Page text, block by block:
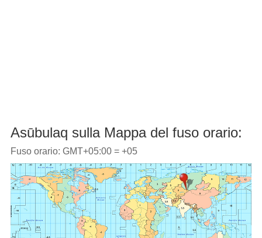
Asūbulaq sulla Mappa del fuso orario:
Fuso orario: GMT+05:00 = +05